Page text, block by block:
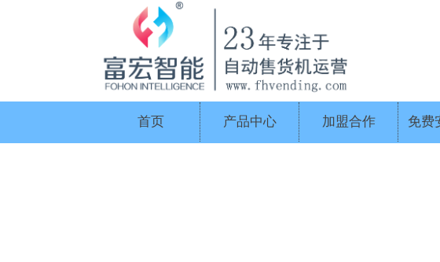
首页 产品中心 加盟合作 免费